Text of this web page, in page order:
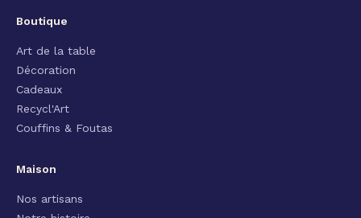
Boutique
Art de la table
Décoration
Cadeaux
Recycl'Art
Couffins & Foutas
Maison
Nos artisans